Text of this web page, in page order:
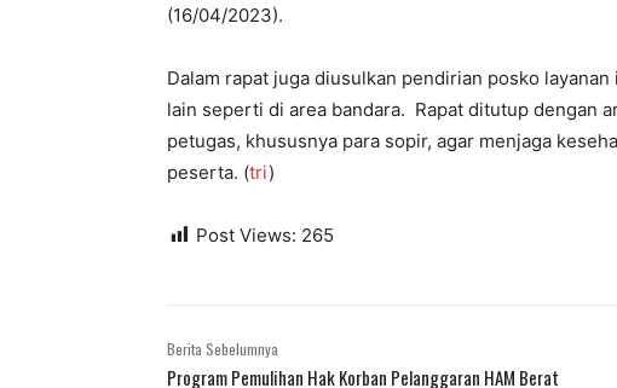
(16/04/2023).
Dalam rapat juga diusulkan pendirian posko
lain seperti di area bandara. Rapat ditutup dengan
petugas, khususnya para sopir, agar menjaga
peserta. (tri)
Post Views: 265
Berita Sebelumnya
Program Pemulihan Hak Korban Pelanggaran HAM Berat